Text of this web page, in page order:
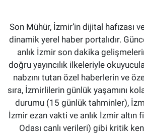
Son Mühür, İzmir’in dijital hafızası
dinamik yerel haber portalıdır.
anlık İzmir son dakika
doğru yayıncılık ilkeleriyle
nabzını tutan özel haberlerin ve
sıra, İzmirlilerin günlük yaşamını
durumu (15 günlük tahminler),
İzmir ezan vakti ve anlık İzmir altın
Odası canlı verileri) gibi kritik